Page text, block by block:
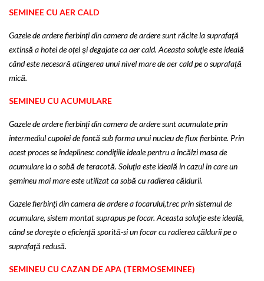
SEMINEE CU AER CALD
Gazele de ardere fierbinţi din camera de ardere sunt răcite la suprafaţă
extinsă a hotei de oţel şi degajate ca aer cald. Aceasta soluţie este ideală
când este necesară atingerea unui nivel mare de aer cald pe o suprafaţă
mică.
SEMINEU CU ACUMULARE
Gazele de ardere fierbinţi din camera de ardere sunt acumulate prin
intermediul cupolei de fontă sub forma unui nucleu de flux fierbinte. Prin
acest proces se îndeplinesc condiţiile ideale pentru a încălzi masa de
acumulare la o sobă de teracotă. Soluţia este ideală in cazul in care un
şemineu mai mare este utilizat ca sobă cu radierea căldurii.
Gazele fierbinţi din camera de ardere a focarului,trec prin sistemul de
acumulare, sistem montat suprapus pe focar. Aceasta soluţie este ideală,
când se doreşte o eficienţă sporită-si un focar cu radierea căldurii pe o
suprafaţă redusă.
SEMINEU CU CAZAN DE APA (TERMOSEMINEE)